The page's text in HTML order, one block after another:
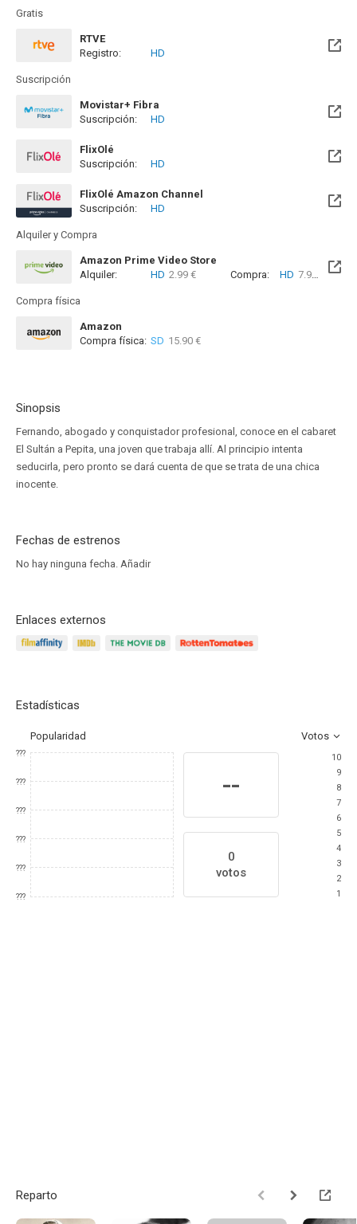
Gratis
RTVE
Registro:
HD
Suscripción
Movistar+ Fibra
Disponible hasta el Vie, 01 Ene 2100 (Quedan 73 años)
Suscripción: HD
FlixOlé
Suscripción:
HD
FlixOlé Amazon Channel
Suscripción:
HD
Alquiler y Compra
Amazon Prime Video Store
Alquiler:
HD 2.99 € Compra: HD 7.99 €
Compra física
Amazon
Compra física: SD 15.90 €
Sinopsis
Fernando, abogado y conquistador profesional, conoce en el cabaret
El Sultán a Pepita, una joven que trabaja allí. Al principio intenta
seducirla, pero pronto se dará cuenta de que se trata de una chica
inocente.
Fechas de estrenos
No hay ninguna fecha. Añadir
Enlaces externos
Estadísticas
Popularidad Votos
???
???
???
???
???
???
--
0
votos
10
9
8
7
6
5
4
3
2
1
Reparto